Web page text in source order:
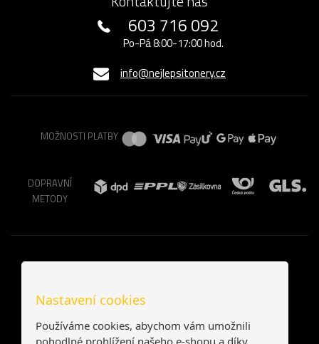
603 716 092
Po-Pá 8:00-17:00 hod.
info@nejlepsitonery.cz
MOŽNOSTI PLATBY
DOPRAVNÍ
METODY
Nastavení cookies
Používáme cookies, abychom vám umožnili
pohodlné prohlížení našeho e-shopu a díky